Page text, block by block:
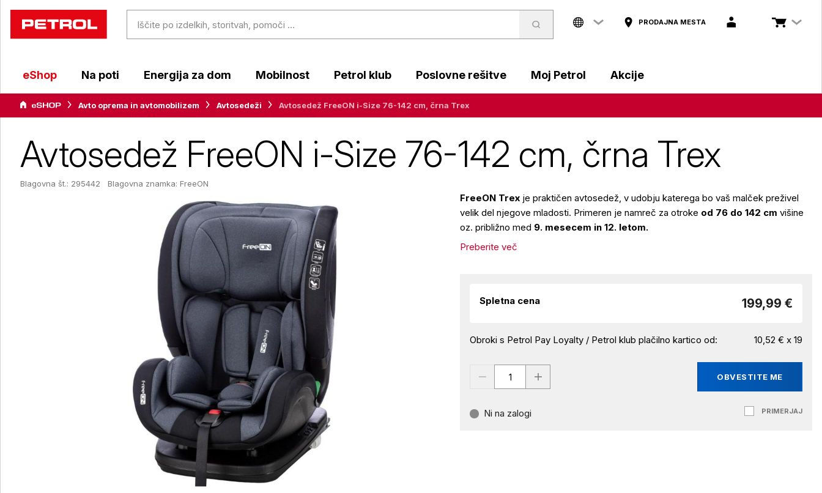
PRODAJNA MESTA
eShop Na poti Energija za dom Mobilnost Petrol klub Poslovne rešitve Moj Petrol Akcije
Avto oprema in avtomobilizem Avtosedeži Avtosedež FreeON i-Size 76-142 cm, črna Trex
Avtosedež FreeON i-Size 76-142 cm, črna Trex
Blagovna št.: 295442 Blagovna znamka: FreeON
FreeON Trex je praktičen avtosedež, v udobju katerega bo vaš malček preživel
velik del njegove mladosti. Primeren je namreč za otroke od 76 do 142 cm višine
oz. približno med 9. mesecem in 12. letom.
Preberite več
Spletna cena 199,99 €
Obroki s Petrol Pay Loyalty / Petrol klub plačilno kartico od: 10,52 € x 19
OBVESTITE ME
Ni na zalogi PRIMERJAJ